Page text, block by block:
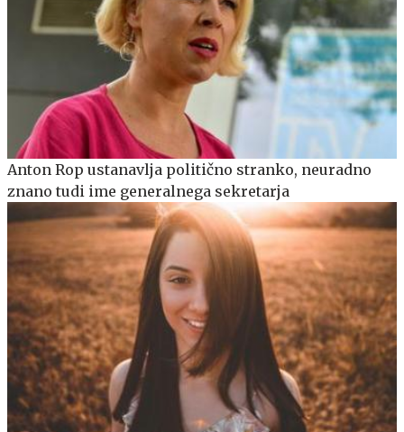
Anton Rop ustanavlja politično stranko, neuradno
znano tudi ime generalnega sekretarja